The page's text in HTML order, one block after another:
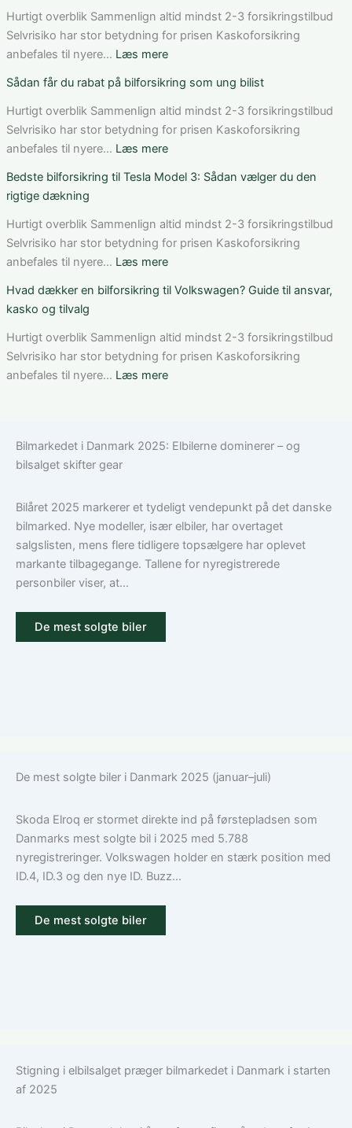
elbil
i
Danmark:
vurderer
du
pris,
dækning
vilkår
Hurtigt overblik Sammenlign altid mindst 2-3 forsikringstilbud
Selvrisiko har stor betydning for prisen Kaskoforsikring
anbefales til nyere… Læs mere:
fungerer
bilforsikring
til
Mercedes
Klasse:
pris
og
valg
den
løsning
Sådan får du rabat på bilforsikring som ung bilist
Hurtigt overblik Sammenlign altid mindst 2-3 forsikringstilbud
Selvrisiko har stor betydning for prisen Kaskoforsikring
anbefales til nyere… Læs mere:
får
rabat
på
bilforsikring
ung
Bedste bilforsikring til Tesla Model 3: Sådan vælger du den
rigtige dækning
Hurtigt overblik Sammenlign altid mindst 2-3 forsikringstilbud
Selvrisiko har stor betydning for prisen Kaskoforsikring
anbefales til nyere… Læs mere:
bilforsikring
Tesla
Model
3:
den
Hvad dækker en bilforsikring til Volkswagen? Guide til ansvar,
kasko og tilvalg
Hurtigt overblik Sammenlign altid mindst 2-3 forsikringstilbud
Selvrisiko har stor betydning for prisen Kaskoforsikring
anbefales til nyere… Læs mere:
bilforsikring
Guide
til
ansvar,
kasko
Bilmarkedet i Danmark 2025: Elbilerne dominerer – og
bilsalget skifter gear
Bilåret 2025 markerer et tydeligt vendepunkt på det danske
bilmarked. Nye modeller, især elbiler, har overtaget
salgslisten, mens flere tidligere topsælgere har oplevet
markante tilbagegange. Tallene for nyregistrerede
personbiler viser, at...
De mest solgte biler
De mest solgte biler i Danmark 2025 (januar–juli)
Skoda Elroq er stormet direkte ind på førstepladsen som
Danmarks mest solgte bil i 2025 med 5.788
nyregistreringer. Volkswagen holder en stærk position med
ID.4, ID.3 og den nye ID. Buzz...
De mest solgte biler
Stigning i elbilsalget præger bilmarkedet i Danmark i starten
af 2025